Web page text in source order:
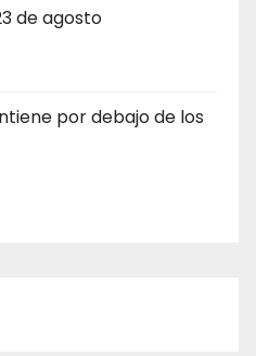
de agosto
por debajo de los